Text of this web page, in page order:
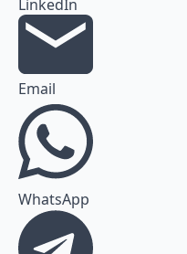
LinkedIn
Email
WhatsApp